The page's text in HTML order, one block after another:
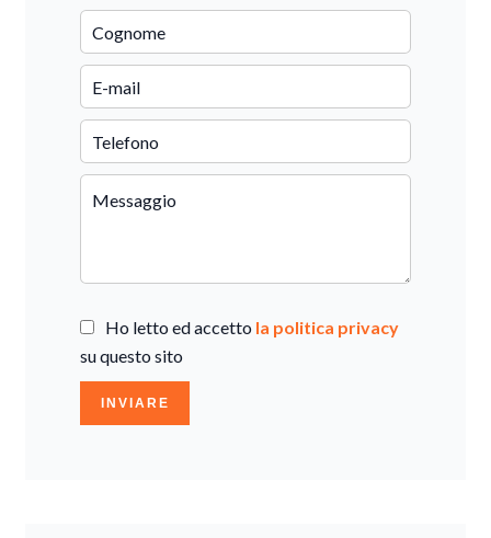
Ho letto ed accetto la politica privacy
su questo sito
INVIARE